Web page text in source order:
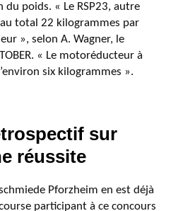
poids. « Le RSP23, autre
total 22 kilogrammes par
», selon A. Wagner, le
« Le motoréducteur à
six kilogrammes ».
sur
réussite
Pforzheim en est déjà
participant à ce concours